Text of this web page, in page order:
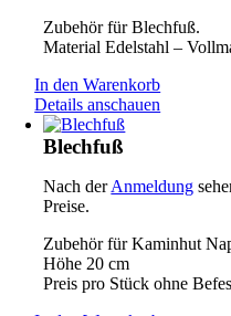
Zubehör für Blechfuß.
Material Edelstahl –
In den Warenkorb
Details anschauen
Blechfuß
Nach derAnmeldung
Preise.
Zubehör für Kaminhut
Höhe 20 cm
Preis pro Stück ohne